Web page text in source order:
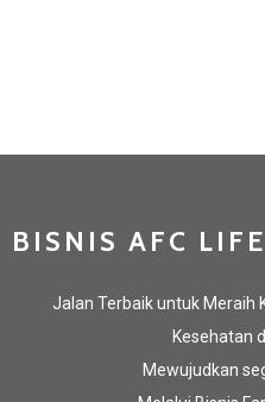
BISNIS AFC
Jalan Terbaik untuk Meraih
Kesehatan
Mewujudkan